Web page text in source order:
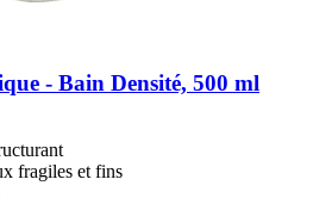
-​ Bain Densité, 500 ml
fragiles et fins